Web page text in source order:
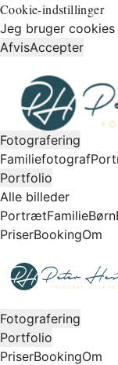
Cookie-indstillinger
Jeg bruger
AfvisAccepter
Fotografering
Familiefotograf
Portfolio
Alle billeder
PortrætFamilieBørn
PriserBookingOm
Fotografering
Portfolio
PriserBookingOm